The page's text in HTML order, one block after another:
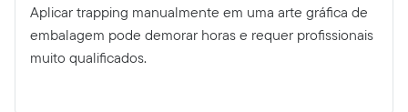
Aplicar trapping manualmente em uma arte gráfica de
embalagem pode demorar horas e requer profissionais
muito qualificados.